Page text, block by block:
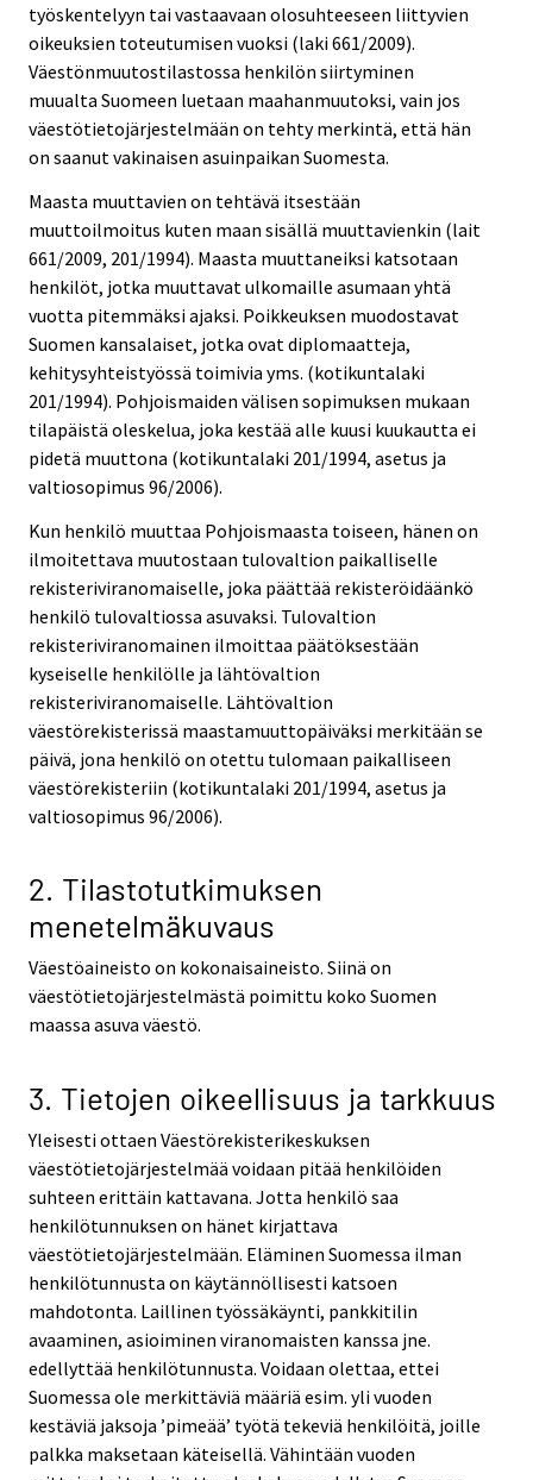
työskentelyyn tai vastaavaan olosuhteeseen liittyvien
oikeuksien toteutumisen vuoksi (laki 661/2009).
Väestönmuutostilastossa henkilön siirtyminen
muualta Suomeen luetaan maahanmuutoksi, vain jos
väestötietojärjestelmään on tehty merkintä, että hän
on saanut vakinaisen asuinpaikan Suomesta.
Maasta muuttavien on tehtävä itsestään
muuttoilmoitus kuten maan sisällä muuttavienkin (lait
661/2009, 201/1994). Maasta muuttaneiksi katsotaan
henkilöt, jotka muuttavat ulkomaille asumaan yhtä
vuotta pitemmäksi ajaksi. Poikkeuksen muodostavat
Suomen kansalaiset, jotka ovat diplomaatteja,
kehitysyhteistyössä toimivia yms. (kotikuntalaki
201/1994). Pohjoismaiden välisen sopimuksen mukaan
tilapäistä oleskelua, joka kestää alle kuusi kuukautta ei
pidetä muuttona (kotikuntalaki 201/1994, asetus ja
valtiosopimus 96/2006).
Kun henkilö muuttaa Pohjoismaasta toiseen, hänen on
ilmoitettava muutostaan tulovaltion paikalliselle
rekisteriviranomaiselle, joka päättää rekisteröidäänkö
henkilö tulovaltiossa asuvaksi. Tulovaltion
rekisteriviranomainen ilmoittaa päätöksestään
kyseiselle henkilölle ja lähtövaltion
rekisteriviranomaiselle. Lähtövaltion
väestörekisterissä maastamuuttopäiväksi merkitään se
päivä, jona henkilö on otettu tulomaan paikalliseen
väestörekisteriin (kotikuntalaki 201/1994, asetus ja
valtiosopimus 96/2006).
2. Tilastotutkimuksen
menetelmäkuvaus
Väestöaineisto on kokonaisaineisto. Siinä on
väestötietojärjestelmästä poimittu koko Suomen
maassa asuva väestö.
3. Tietojen oikeellisuus ja tarkkuus
Yleisesti ottaen Väestörekisterikeskuksen
väestötietojärjestelmää voidaan pitää henkilöiden
suhteen erittäin kattavana. Jotta henkilö saa
henkilötunnuksen on hänet kirjattava
väestötietojärjestelmään. Eläminen Suomessa ilman
henkilötunnusta on käytännöllisesti katsoen
mahdotonta. Laillinen työssäkäynti, pankkitilin
avaaminen, asioiminen viranomaisten kanssa jne.
edellyttää henkilötunnusta. Voidaan olettaa, ettei
Suomessa ole merkittäviä määriä esim. yli vuoden
kestäviä jaksoja ’pimeää’ työtä tekeviä henkilöitä, joille
palkka maksetaan käteisellä. Vähintään vuoden